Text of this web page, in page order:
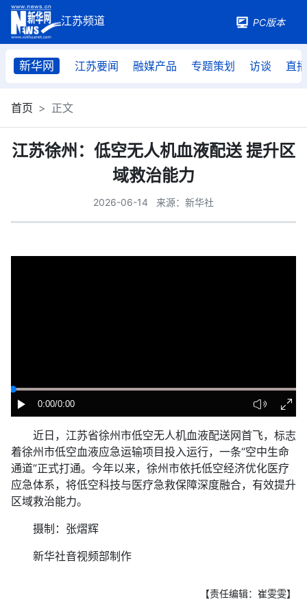
PC版本
新华网 江苏要闻 融媒产品 专题策划 访谈 直播
首页 正文
江苏徐州：低空无人机血液配送 提升区
域救治能力
2026-06-14 来源：新华社
0:00/0:00
近日，江苏省徐州市低空无人机血液配送网首飞，标志
着徐州市低空血液应急运输项目投入运行，一条“空中生命
通道”正式打通。今年以来，徐州市依托低空经济优化医疗
应急体系，将低空科技与医疗急救保障深度融合，有效提升
区域救治能力。
摄制：张熠辉
新华社音视频部制作
【责任编辑：崔雯雯】